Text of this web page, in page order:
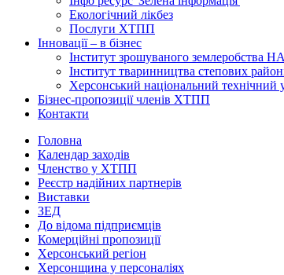
Екологічний лікбез
Послуги ХТПП
Інновації – в бізнес
Інститут зрошуваного землеробства
Інститут тваринництва степових
Херсонський національний технічний
Бізнес-пропозиції членів ХТПП
Контакти
Головна
Календар заходів
Членство у ХТПП
Реєстр надійних партнерів
Виставки
ЗЕД
До відома підприємців
Комерційні пропозиції
Херсонський регіон
Херсонщина у персоналіях